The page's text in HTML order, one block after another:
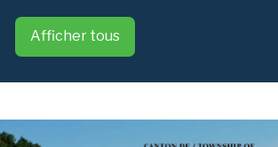
Afficher tous